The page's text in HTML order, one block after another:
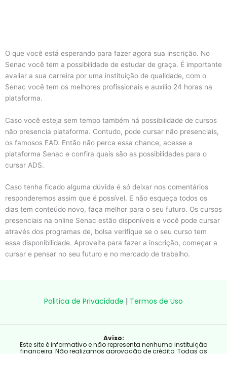
O que você está esperando para fazer agora sua inscrição. No
Senac você tem a possibilidade de estudar de graça. É importante
avaliar a sua carreira por uma instituição de qualidade, com o
Senac você tem os melhores profissionais e auxílio 24 horas na
plataforma.
Caso você esteja sem tempo também há possibilidade de cursos
não presencia plataforma. Contudo, pode cursar não presenciais,
os famosos EAD. Então não perca essa chance, acesse a
plataforma Senac e confira quais são as possibilidades para o
cursar ADS.
Caso tenha ficado alguma dúvida é só deixar nos comentários
responderemos assim que é possível. E não esqueça todos os
dias tem conteúdo novo, faça melhor para o seu futuro. Os cursos
presenciais na online Senac estão disponíveis e você pode cursar
através dos programas de, bolsa verifique se o seu curso tem
essa disponibilidade. Aproveite para fazer a inscrição, começar a
cursar e pensar no seu futuro e no mercado de trabalho.
Politica de Privacidade | Termos de Uso
Aviso:
Este site é informativo e não representa nenhuma instituição
financeira. Não realizamos aprovação de crédito. Todas as